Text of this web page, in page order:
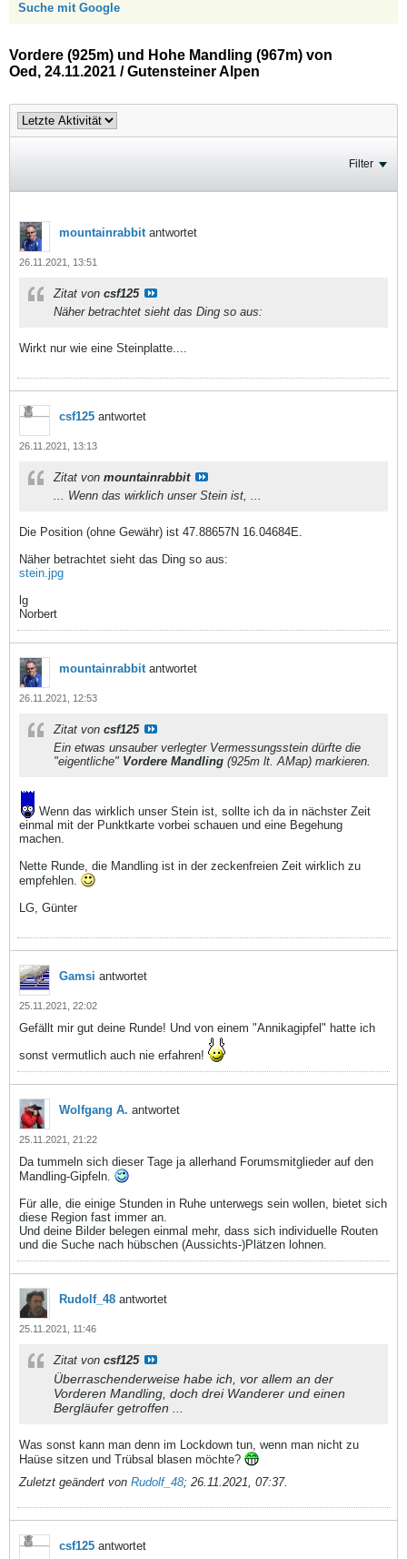
Suche mit Google
Vordere (925m) und Hohe Mandling (967m) von
Oed, 24.11.2021 / Gutensteiner Alpen
Filter
mountainrabbitantwortet
26.11.2021, 13:51
Zitat von csf125
Näher betrachtet sieht das Ding so aus:
Wirkt nur wie eine Steinplatte....
csf125 antwortet
26.11.2021, 13:13
Zitat von mountainrabbit
... Wenn das wirklich unser Stein ist, ...
Die Position (ohne Gewähr) ist 47.88657N 16.04684E.
Näher betrachtet sieht das Ding so aus:
stein.jpg
lg
Norbert
mountainrabbitantwortet
26.11.2021, 12:53
Zitat von csf125
Ein etwas unsauber verlegter Vermessungsstein dürfte die
"eigentliche" Vordere Mandling (925m lt. AMap) markieren.
Wenn das wirklich unser Stein ist, sollte ich da in nächster Zeit
einmal mit der Punktkarte vorbei schauen und eine Begehung
machen.
Nette Runde, die Mandling ist in der zeckenfreien Zeit wirklich zu
empfehlen.
LG, Günter
Gamsi antwortet
25.11.2021, 22:02
Gefällt mir gut deine Runde! Und von einem "Annikagipfel" hatte ich
sonst vermutlich auch nie erfahren!
Wolfgang A. antwortet
25.11.2021, 21:22
Da tummeln sich dieser Tage ja allerhand Forumsmitglieder auf den
Mandling-Gipfeln.
Für alle, die einige Stunden in Ruhe unterwegs sein wollen, bietet sich
diese Region fast immer an.
Und deine Bilder belegen einmal mehr, dass sich individuelle Routen
und die Suche nach hübschen (Aussichts-)Plätzen lohnen.
Rudolf_48 antwortet
25.11.2021, 11:46
Zitat von csf125
Überraschenderweise habe ich, vor allem an der
Vorderen Mandling, doch drei Wanderer und einen
Bergläufer getroffen ...
Was sonst kann man denn im Lockdown tun, wenn man nicht zu
Haüse sitzen und Trübsal blasen möchte?
Zuletzt geändert von Rudolf_48; 26.11.2021, 07:37.
csf125 antwortet